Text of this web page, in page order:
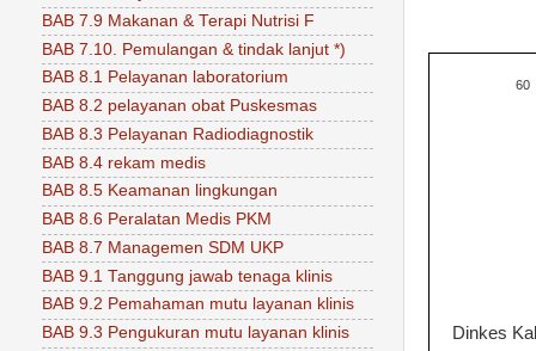
60
Dinkes
BAB 7.9 Makanan & Terapi Nutrisi F
BAB 7.10. Pemulangan & tindak lanjut *)
BAB 8.1 Pelayanan laboratorium
BAB 8.2 pelayanan obat Puskesmas
BAB 8.3 Pelayanan Radiodiagnostik
BAB 8.4 rekam medis
BAB 8.5 Keamanan lingkungan
BAB 8.6 Peralatan Medis PKM
BAB 8.7 Managemen SDM UKP
BAB 9.1 Tanggung jawab tenaga klinis
BAB 9.2 Pemahaman mutu layanan klinis
BAB 9.3 Pengukuran mutu layanan klinis